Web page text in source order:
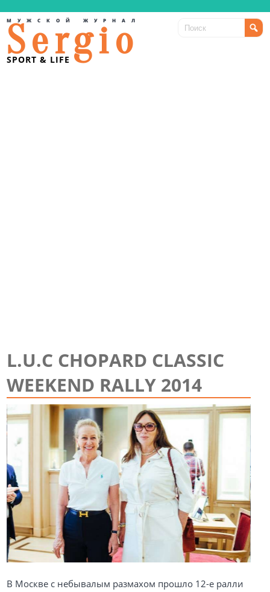
Sergio
SPORT & LIFE
МУЖСКОЙ ЖУРНАЛ
L.U.C CHOPARD CLASSIC
WEEKEND RALLY 2014
В Москве с небывалым размахом прошло 12-е ралли